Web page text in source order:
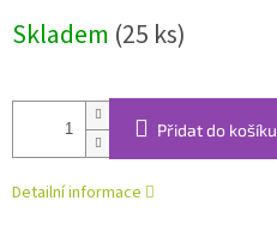
cena:
Skladem (25 ks)
Přidat do košíku
Detailní informace